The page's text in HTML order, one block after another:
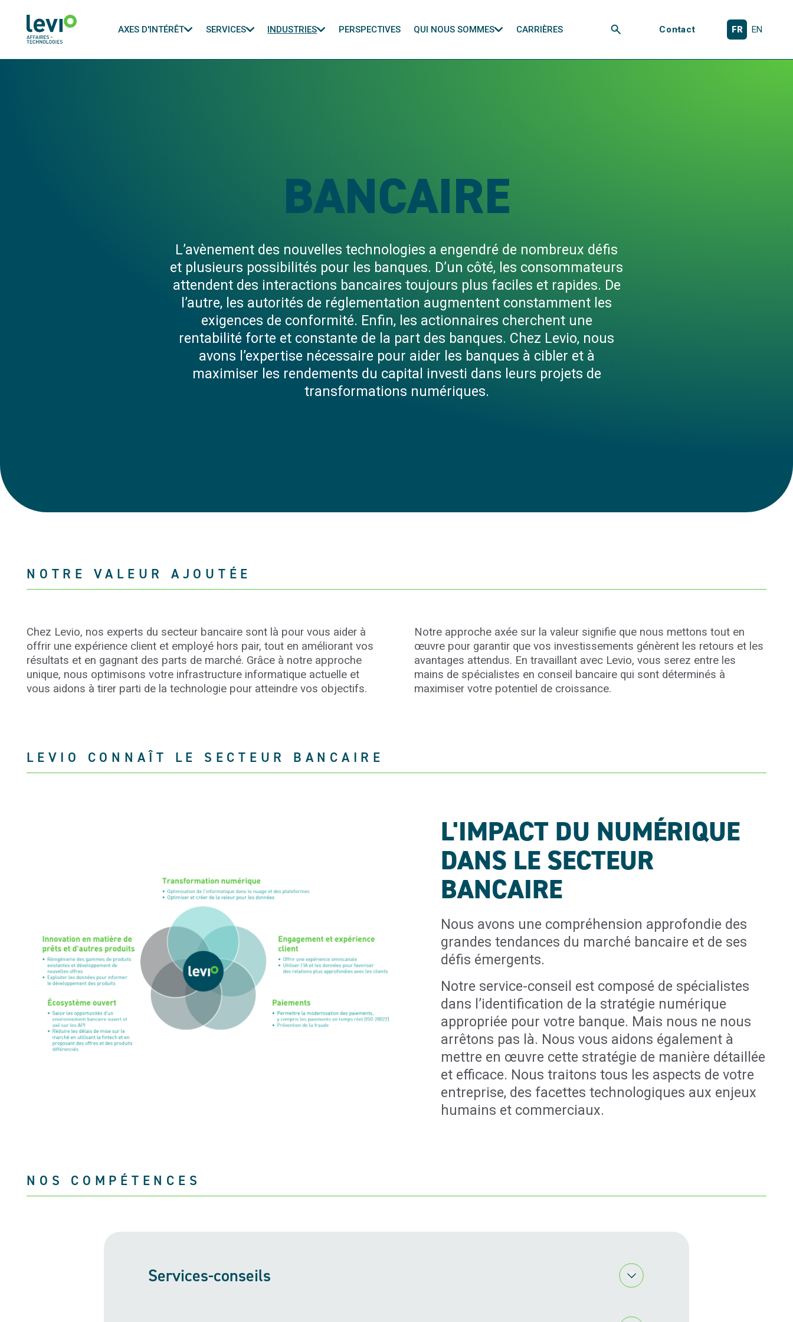
AXES D'INTÉRÊT SERVICES INDUSTRIES PERSPECTIVES QUI NOUS SOMMES CARRIÈRES Rechercher
Contact FR EN
BANCAIRE
L’avènement des nouvelles technologies a engendré de nombreux défis
et plusieurs possibilités pour les banques. D’un côté, les consommateurs
attendent des interactions bancaires toujours plus faciles et rapides. De
l’autre, les autorités de réglementation augmentent constamment les
exigences de conformité. Enfin, les actionnaires cherchent une
rentabilité forte et constante de la part des banques. Chez Levio, nous
avons l’expertise nécessaire pour aider les banques à cibler et à
maximiser les rendements du capital investi dans leurs projets de
transformations numériques.
NOTRE VALEUR AJOUTÉE
Chez Levio, nos experts du secteur bancaire sont là pour vous aider à
offrir une expérience client et employé hors pair, tout en améliorant vos
résultats et en gagnant des parts de marché. Grâce à notre approche
unique, nous optimisons votre infrastructure informatique actuelle et
vous aidons à tirer parti de la technologie pour atteindre vos objectifs.
Notre approche axée sur la valeur signifie que nous mettons tout en
œuvre pour garantir que vos investissements génèrent les retours et les
avantages attendus. En travaillant avec Levio, vous serez entre les
mains de spécialistes en conseil bancaire qui sont déterminés à
maximiser votre potentiel de croissance.
LEVIO CONNAÎT LE SECTEUR BANCAIRE
L'IMPACT DU NUMÉRIQUE
DANS LE SECTEUR
BANCAIRE
Nous avons une compréhension approfondie des
grandes tendances du marché bancaire et de ses
défis émergents.
Notre service-conseil est composé de spécialistes
dans l’identification de la stratégie numérique
appropriée pour votre banque. Mais nous ne nous
arrêtons pas là. Nous vous aidons également à
mettre en œuvre cette stratégie de manière détaillée
et efficace. Nous traitons tous les aspects de votre
entreprise, des facettes technologiques aux enjeux
humains et commerciaux.
NOS COMPÉTENCES
Services-conseils Ouvrir le tiroir Services-conseils